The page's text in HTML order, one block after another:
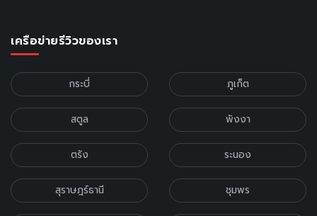
เครือข่ายรีวิวของเรา
กระบี่ ภูเก็ต
สตูล พังงา
ตรัง ระนอง
สุราษฎร์ธานี ชุมพร